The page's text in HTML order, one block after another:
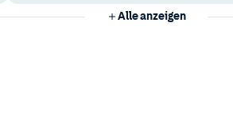
Alle anzeigen